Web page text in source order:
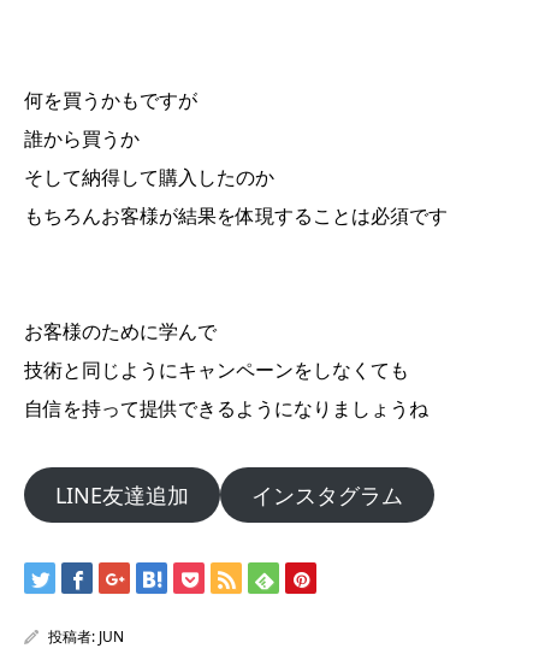
何を買うかもですが
誰から買うか
そして納得して購入したのか
もちろんお客様が結果を体現することは必須です
お客様のために学んで
技術と同じようにキャンペーンをしなくても
自信を持って提供できるようになりましょうね
LINE友達追加 インスタグラム
投稿者: JUN